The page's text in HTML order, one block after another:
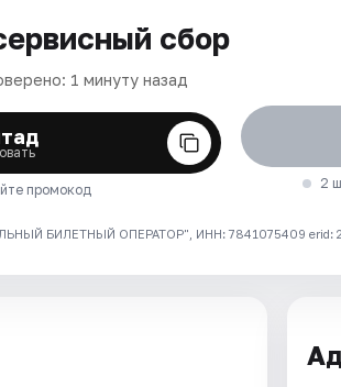
сбор
1 минуту назад
промокод
2
БИЛЕТНЫЙ ОПЕРАТОР", ИНН: 7841075409 erid: